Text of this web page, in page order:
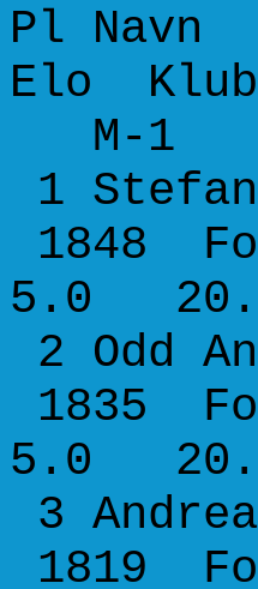
Pl
Elo
M-1
1
1848
5.0
2
1835
5.0
3
1819